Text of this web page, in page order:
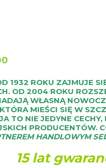
1932 ROKU ZAJMUJE
OD 2004 ROKU
WŁASNĄ
MIEŚCI SIĘ W
TO NIE JEDYNE
PRODUCENTÓW.
HANDLOWYM
15 lat